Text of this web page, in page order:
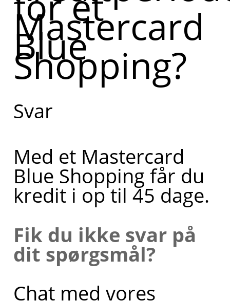
Mastercard
Blue
Shopping?
Svar
Med et Mastercard
Blue Shopping får du
kredit i op til 45 dage.
Fik du ikke svar på
dit spørgsmål?
Chat med vores
Mastercard
Blue Shopping.
Kan du
uddybe, hvad
for hjælp til?